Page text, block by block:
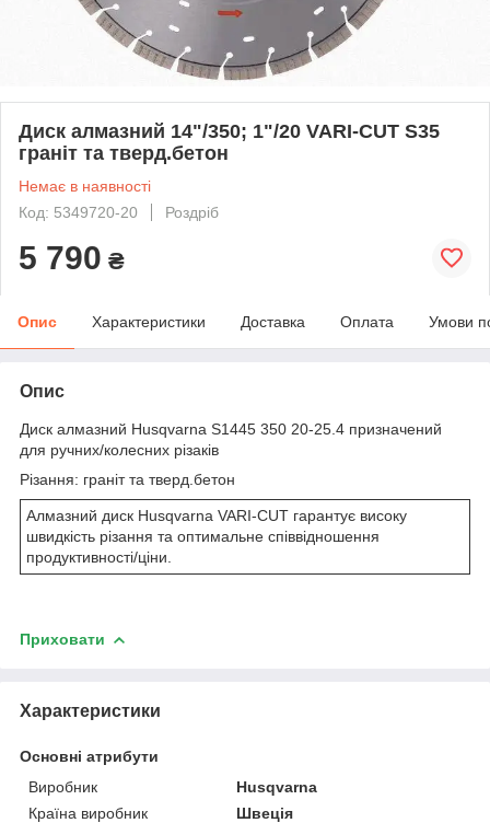
Диск алмазний 14"/350; 1"/20 VARI-CUT S35
граніт та тверд.бетон
Немає в наявності
Код: 5349720-20
Роздріб
5 790 ₴
Опис Характеристики Доставка Оплата Умови
Опис
Диск алмазний Husqvarna S1445 350 20-25.4 призначений
для ручних/колесних різаків
Різання: граніт та тверд.бетон
Алмазний диск Husqvarna VARI-CUT гарантує високу
швидкість різання та оптимальне співвідношення
продуктивності/ціни.
Приховати
Характеристики
Основні атрибути
Виробник
Husqvarna
Країна виробник
Швеція